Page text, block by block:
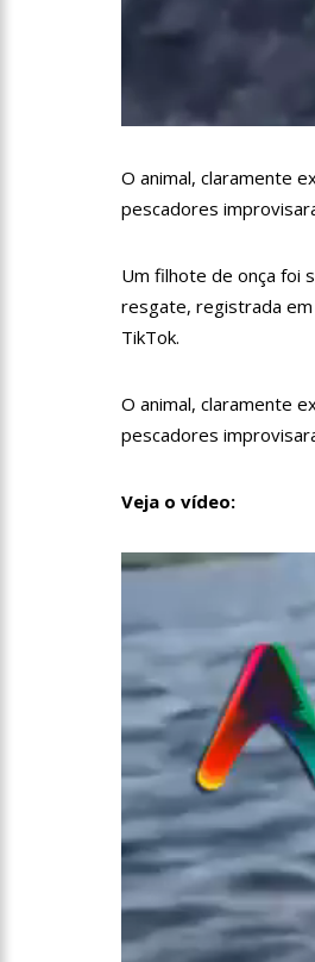
O animal, claramente
pescadores
Um filhote de onça foi
resgate, registrada em
TikTok.
O animal, claramente
pescadores
Veja o vídeo: